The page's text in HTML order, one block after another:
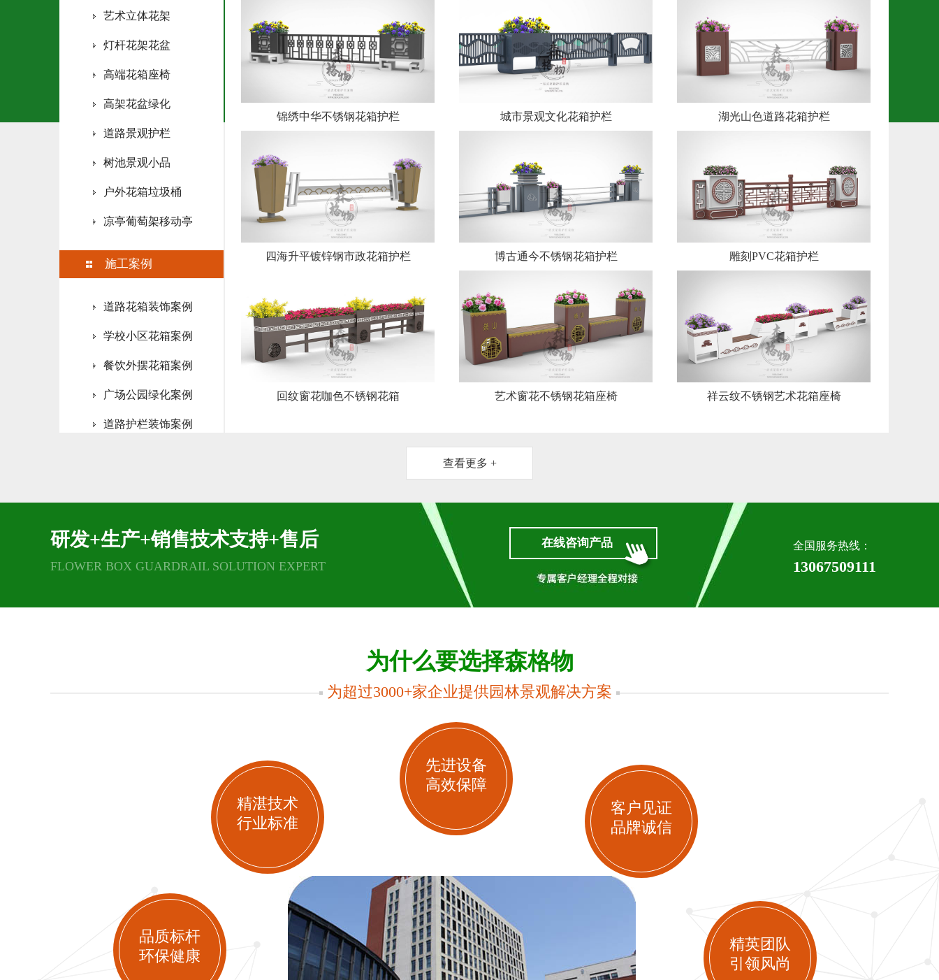
艺术立体花架
灯杆花架花盆
高端花箱座椅
高架花盆绿化
道路景观护栏
树池景观小品
户外花箱垃圾桶
凉亭葡萄架移动亭
施工案例
道路花箱装饰案例
学校小区花箱案例
餐饮外摆花箱案例
广场公园绿化案例
道路护栏装饰案例
锦绣中华不锈钢花箱护栏 城市景观文化花箱护栏 湖光山色道路花箱护栏
四海升平镀锌钢市政花箱护栏 博古通今不锈钢花箱护栏 雕刻PVC花箱护栏
回纹窗花咖色不锈钢花箱 艺术窗花不锈钢花箱座椅 祥云纹不锈钢艺术花箱座椅
查看更多 +
研发+生产+销售技术支持+售后
FLOWER BOX GUARDRAIL SOLUTION EXPERT
在线咨询产品 全国服务热线：
13067509111
为什么要选择森格物
为超过3000+家企业提供园林景观解决方案
品质标杆
环保健康
精湛技术
行业标准
先进设备
高效保障
客户见证
品牌诚信
精英团队
引领风尚